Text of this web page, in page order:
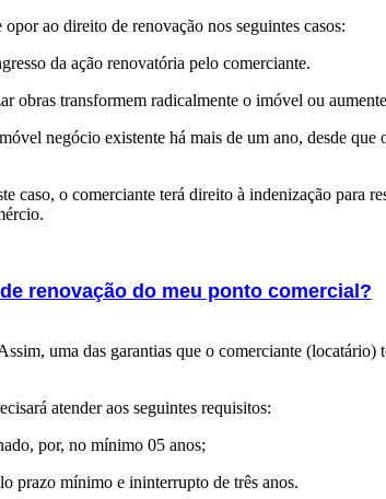
ao direito de renovação nos seguintes casos:
da ação renovatória pelo comerciante.
transformem radicalmente o imóvel ou
negócio existente há mais de um ano, desde que
caso, o comerciante terá direito à indenização para
renovação do meu ponto comercial?
uma das garantias que o comerciante (locatário)
atender aos seguintes requisitos:
por, no mínimo 05 anos;
prazo mínimo e ininterrupto de três anos.